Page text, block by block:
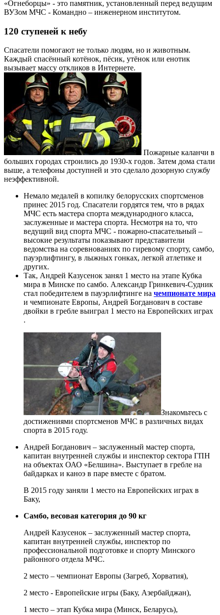
«Огнеборцы» - это памятник, установленный перед ведущим
ВУЗом МЧС - Командно – инженерном институтом.
120 ступеней к небу
Спасатели помогают не только людям, но и животным.
Каждый спасённый котёнок, пёсик, утёнок или енотик
вызывает массу откликов в Интернете.
Пожарные каланчи в
больших городах строились до 1930-х годов. Затем дома стали
выше, а телефоны доступней и это сделало дозорную службу
неэффективной.
Немало медалей в копилку белорусских спортсменов
принес 2015 год. Спасатели гордятся тем, что в рядах
МЧС есть мастера спорта международного класса,
заслуженные и мастера спорта. Несмотря на то, что
ведущий вид спорта МЧС - пожарно-спасательный –
высокие результаты показывают представители
ведомства на соревнованиях по гиревому спорту, самбо,
пауэрлифтингу, в лыжных гонках, легкой атлетике и
других.
Так, Андрей Казусенок занял 1 место на этапе Кубка
мира в Минске по самбо. Александр Гринкевич-Судник
стал победителем в пауэрлифтинге на чемпионате мира
и чемпионате Европы, Андрей Богданович в составе
двойки в гребле выиграл 1 место на Европейских играх
.
Знакомьтесь с
достижениями спортсменов МЧС в различных видах
спорта в 2015 году.
Андрей Богданович – заслуженный мастер спорта,
капитан внутренней службы и инспектор сектора ГПН
на объектах ОАО «Белшина». Выступает в гребле на
байдарках и каноэ в паре вместе с братом.
В 2015 году заняли 1 место на Европейских играх в
Баку,
Самбо, весовая категория до 90 кг
Андрей Казусенок – заслуженный мастер спорта,
капитан внутренней службы, инспектор по
профессиональной подготовке и спорту Минского
районного отдела МЧС.
2 место – чемпионат Европы (Загреб, Хорватия),
2 место - Европейские игры (Баку, Азербайджан),
1 место – этап Кубка мира (Минск, Беларусь),